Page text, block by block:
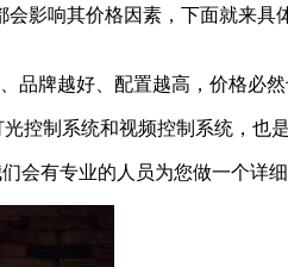
影响其价格因素，下面就来具
品牌越好、配置越高，价格必然
控制系统和视频控制系统，也
会有专业的人员为您做一个详细